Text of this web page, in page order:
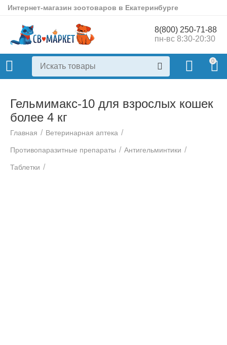
Интернет-магазин зоотоваров в Екатеринбурге
8(800) 250-71-88
пн-вс 8:30-20:30
0
Гельмимакс-10 для взрослых кошек
более 4 кг
Главная / Ветеринарная аптека /
Противопаразитные препараты / Антигельминтики /
Таблетки /